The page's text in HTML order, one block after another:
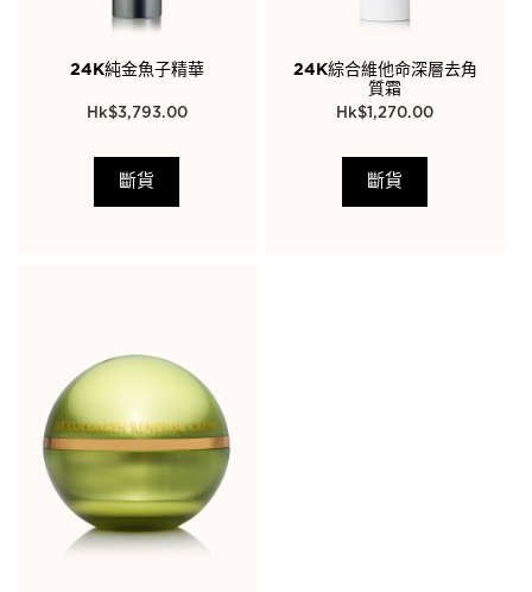
24K純金魚子精華
$3,793.00
斷貨
24K綜合維他命深層去角
質霜
$1,270.00
斷貨